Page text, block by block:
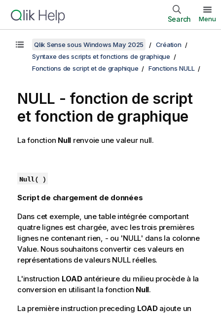
Search Menu
Qlik Sense sous Windows May 2025
Création
Syntaxe des scripts et fonctions de graphique
Fonctions de script et de graphique
Fonctions NULL
NULL - fonction de script
et fonction de graphique
La fonction Null renvoie une valeur null.
Null( )
Script de chargement de données
Dans cet exemple, une table intégrée comportant
quatre lignes est chargée, avec les trois premières
lignes ne contenant rien, - ou 'NULL' dans la colonne
Value. Nous souhaitons convertir ces valeurs en
représentations de valeurs NULLréelles.
L'instruction LOADantérieure du milieu procède à la
conversion en utilisant la fonction Null.
La première instruction preceding LOADajoute un